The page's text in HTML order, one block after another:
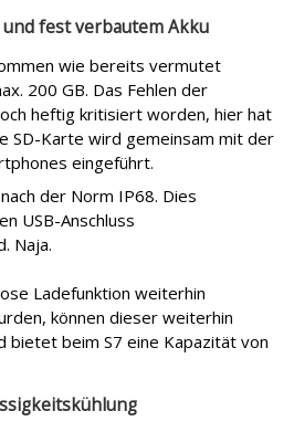
und fest verbautem Akku
wie bereits vermutet
200 GB. Das Fehlen der
heftig kritisiert worden, hier hat
SD-Karte wird gemeinsam mit der
eingeführt.
der Norm IP68. Dies
USB-Anschluss
Naja.
Ladefunktion weiterhin
können dieser weiterhin
beim S7 eine Kapazität von